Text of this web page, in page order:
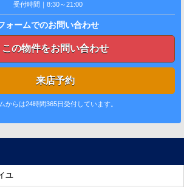
受付時間｜8:30～21:00
ォームでのお問い合わせ
この物件をお問い合わせ
来店予約
からは24時間365日受付しています。
ユ